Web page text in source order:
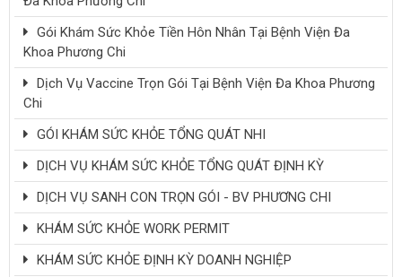
Gói Khám Sức Khỏe Tiền Hôn Nhân Tại Bệnh Viện Đa
Khoa Phương Chi
Dịch Vụ Vaccine Trọn Gói Tại Bệnh Viện Đa Khoa Phương
Chi
GÓI KHÁM SỨC KHỎE TỔNG QUÁT NHI
DỊCH VỤ KHÁM SỨC KHỎE TỔNG QUÁT ĐỊNH KỲ
DỊCH VỤ SANH CON TRỌN GÓI - BV PHƯƠNG CHI
KHÁM SỨC KHỎE WORK PERMIT
KHÁM SỨC KHỎE ĐỊNH KỲ DOANH NGHIỆP